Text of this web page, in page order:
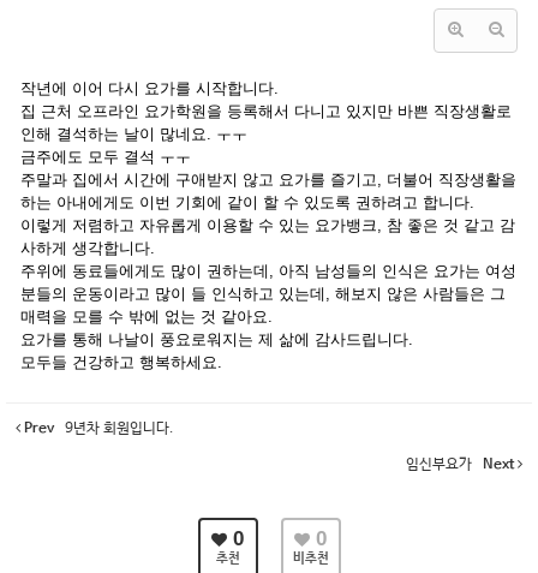
작년에 이어 다시 요가를 시작합니다.
집 근처 오프라인 요가학원을 등록해서 다니고 있지만 바쁜 직장생활로
인해 결석하는 날이 많네요. ㅜㅜ
금주에도 모두 결석 ㅜㅜ
주말과 집에서 시간에 구애받지 않고 요가를 즐기고, 더불어 직장생활을
하는 아내에게도 이번 기회에 같이 할 수 있도록 권하려고 합니다.
이렇게 저렴하고 자유롭게 이용할 수 있는 요가뱅크, 참 좋은 것 같고 감
사하게 생각합니다.
주위에 동료들에게도 많이 권하는데, 아직 남성들의 인식은 요가는 여성
분들의 운동이라고 많이 들 인식하고 있는데, 해보지 않은 사람들은 그
매력을 모를 수 밖에 없는 것 같아요.
요가를 통해 나날이 풍요로워지는 제 삶에 감사드립니다.
모두들 건강하고 행복하세요.
Prev 9년차 회원입니다.
임신부요가 Next
0
추천
0
비추천